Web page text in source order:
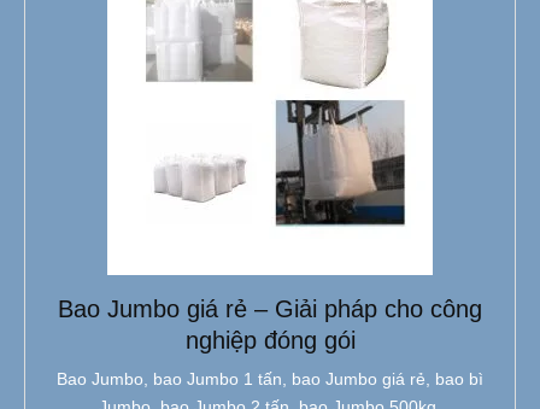
Bao Jumbo giá rẻ – Giải pháp cho công
nghiệp đóng gói
Bao Jumbo, bao Jumbo 1 tấn, bao Jumbo giá rẻ, bao bì